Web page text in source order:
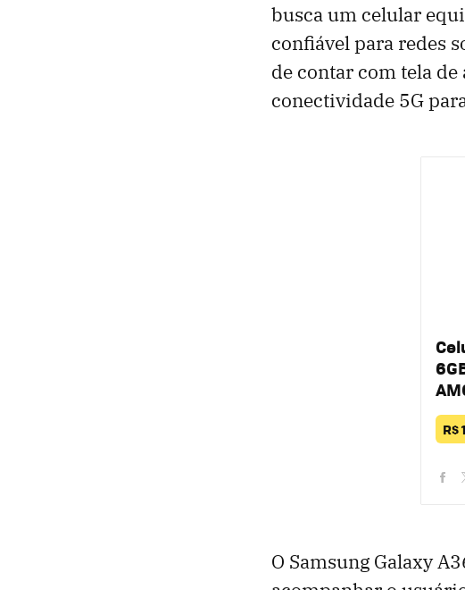
busca um celular
confiável para redes
de contar com tela
conectividade 5G
R$
O Samsung Galaxy